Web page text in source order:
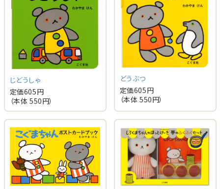
じどうしゃ
定価605円
（本体 550円）
どうぶつ
定価605円
（本体 550円）